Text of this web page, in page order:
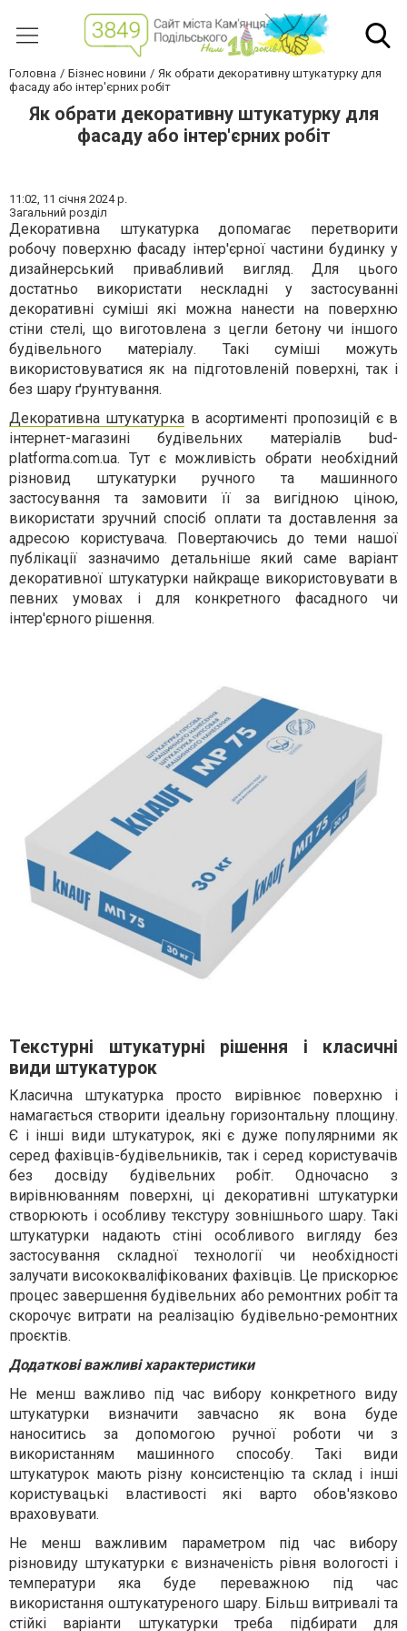
Головна Бізнес новини
Як обрати декоративну штукатурку для
фасаду або інтер'єрних робіт
Як обрати декоративну штукатурку для
фасаду або інтер'єрних робіт
11:02, 11 січня 2024 р.
Загальний розділ
Декоративна штукатурка допомагає перетворити
робочу поверхню фасаду інтер'єрної частини будинку у
дизайнерський привабливий вигляд. Для цього
достатньо використати нескладні у застосуванні
декоративні суміші які можна нанести на поверхню
стіни стелі, що виготовлена з цегли бетону чи іншого
будівельного матеріалу. Такі суміші можуть
використовуватися як на підготовленій поверхні, так і
без шару ґрунтування.
Декоративна штукатурка в асортименті пропозицій є в
інтернет-магазині будівельних матеріалів bud-
platforma.com.ua. Тут є можливість обрати необхідний
різновид штукатурки ручного та машинного
застосування та замовити її за вигідною ціною,
використати зручний спосіб оплати та доставлення за
адресою користувача. Повертаючись до теми нашої
публікації зазначимо детальніше який саме варіант
декоративної штукатурки найкраще використовувати в
певних умовах і для конкретного фасадного чи
інтер'єрного рішення.
Текстурні штукатурні рішення і класичні
види штукатурок
Класична штукатурка просто вирівнює поверхню і
намагається створити ідеальну горизонтальну площину.
Є і інші види штукатурок, які є дуже популярними як
серед фахівців-будівельників, так і серед користувачів
без досвіду будівельних робіт. Одночасно з
вирівнюванням поверхні, ці декоративні штукатурки
створюють і особливу текстуру зовнішнього шару. Такі
штукатурки надають стіні особливого вигляду без
застосування складної технології чи необхідності
залучати висококваліфікованих фахівців. Це прискорює
процес завершення будівельних або ремонтних робіт та
скорочує витрати на реалізацію будівельно-ремонтних
проєктів.
Додаткові важливі характеристики
Не менш важливо під час вибору конкретного виду
штукатурки визначити завчасно як вона буде
наноситись за допомогою ручної роботи чи з
використанням машинного способу. Такі види
штукатурок мають різну консистенцію та склад і інші
користувацькі властивості які варто обов'язково
враховувати.
Не менш важливим параметром під час вибору
різновиду штукатурки є визначеність рівня вологості і
температури яка буде переважною під час
використання оштукатуреного шару. Більш витривалі та
стійкі варіанти штукатурки треба підбирати для